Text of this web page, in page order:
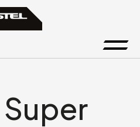
Super